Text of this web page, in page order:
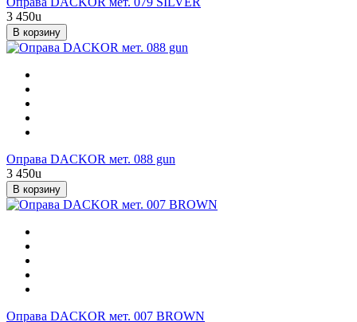
3 450u
В корзину
Оправа DACKOR мет. 088 gun
3 450u
В корзину
Оправа DACKOR мет. 007 BROWN